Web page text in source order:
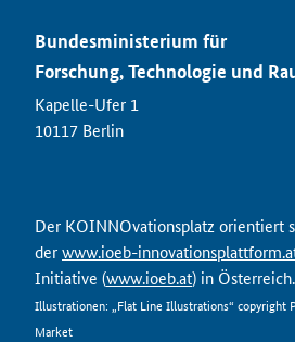
Bundesministerium für
Forschung, Technologie und
Kapelle-Ufer 1
10117 Berlin
Der KOINNOvationsplatz orientiert
derwww.ioeb-
Initiative (www.ioeb.at) in Österreich.
Illustrationen: „Flat Line Illustrations“ copyright
Market